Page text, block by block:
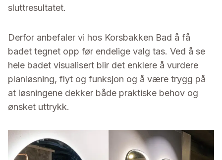
sluttresultatet.
Derfor anbefaler vi hos Korsbakken Bad å få
badet tegnet opp før endelige valg tas. Ved å se
hele badet visualisert blir det enklere å vurdere
planløsning, flyt og funksjon og å være trygg på
at løsningene dekker både praktiske behov og
ønsket uttrykk.